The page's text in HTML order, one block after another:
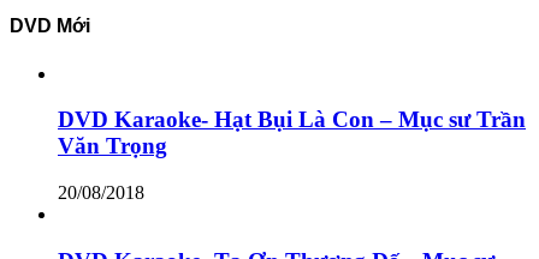
DVD Mới
DVD Karaoke- Hạt Bụi Là Con – Mục sư Trần
Văn Trọng
20/08/2018